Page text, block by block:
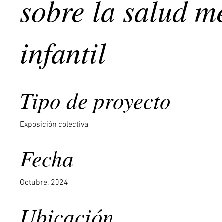
sobre la salud
infantil
Tipo de proyecto
Exposición colectiva
Fecha
Octubre, 2024
Ubicación